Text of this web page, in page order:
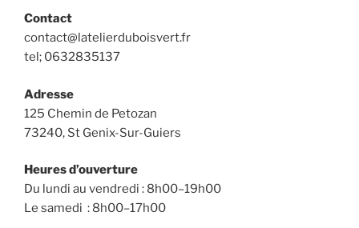
Contact
contact@latelierduboisvert.fr
tel; 0632835137
Adresse
125 Chemin de Petozan
73240, St Genix-Sur-Guiers
Heures d’ouverture
Du lundi au vendredi : 8h00–19h00
Le samedi : 8h00–17h00